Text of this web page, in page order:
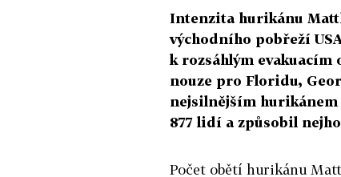
Intenzita hurikánu
východního pobřeží
k rozsáhlým evakuacím
nouze pro Floridu,
nejsilnějším hurikánem
877 lidí a způsobil
Počet obětí hurikánu